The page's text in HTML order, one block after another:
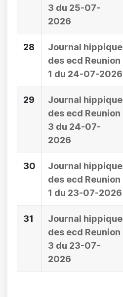
3 du 25-07-
2026
28
Journal hippique
des ecd Reunion
1 du 24-07-2026
29
Journal hippique
des ecd Reunion
3 du 24-07-
2026
30
Journal hippique
des ecd Reunion
1 du 23-07-2026
31
Journal hippique
des ecd Reunion
3 du 23-07-
2026